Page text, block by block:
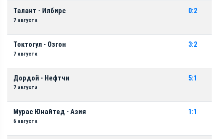
Талант - Илбирс
7 августа
0:2
Токтогул - Озгон
7 августа
3:2
Дордой - Нефтчи
7 августа
5:1
Мурас Юнайтед - Азия
6 августа
1:1